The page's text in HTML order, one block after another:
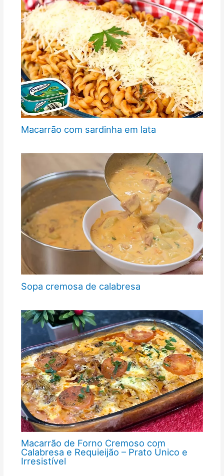
Macarrão com sardinha em lata
Sopa cremosa de calabresa
Macarrão de Forno Cremoso com
Calabresa e Requieijão – Prato Único e
Irresistível